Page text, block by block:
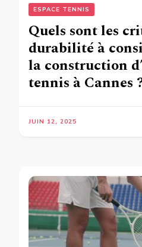
ESPACE TENNIS
Quels sont les
durabilité à
la construction
tennis à Cannes
JUIN 12, 2025